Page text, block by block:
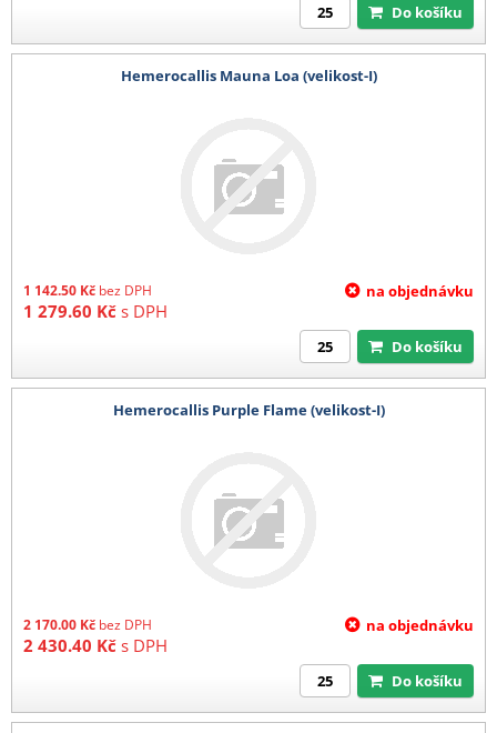
Do košíku
Hemerocallis Mauna Loa (velikost-I)
1 142.50 Kč bez DPH
1 279.60 Kč s DPH
na objednávku
Do košíku
Hemerocallis Purple Flame (velikost-I)
2 170.00 Kč bez DPH
2 430.40 Kč s DPH
na objednávku
Do košíku